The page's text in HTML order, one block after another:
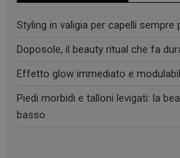
Styling in valigia per capelli sempre
Doposole, il beauty ritual che fa
Effetto glow immediato e
Piedi morbidi e talloni levigati: la
basso